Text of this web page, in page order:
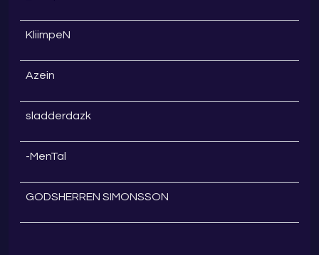
KliimpeN
Azein
sladderdazk
-MenTal
GODSHERREN SIMONSSON